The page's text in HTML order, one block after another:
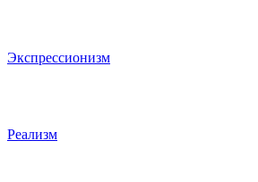
Экспрессионизм
Реализм